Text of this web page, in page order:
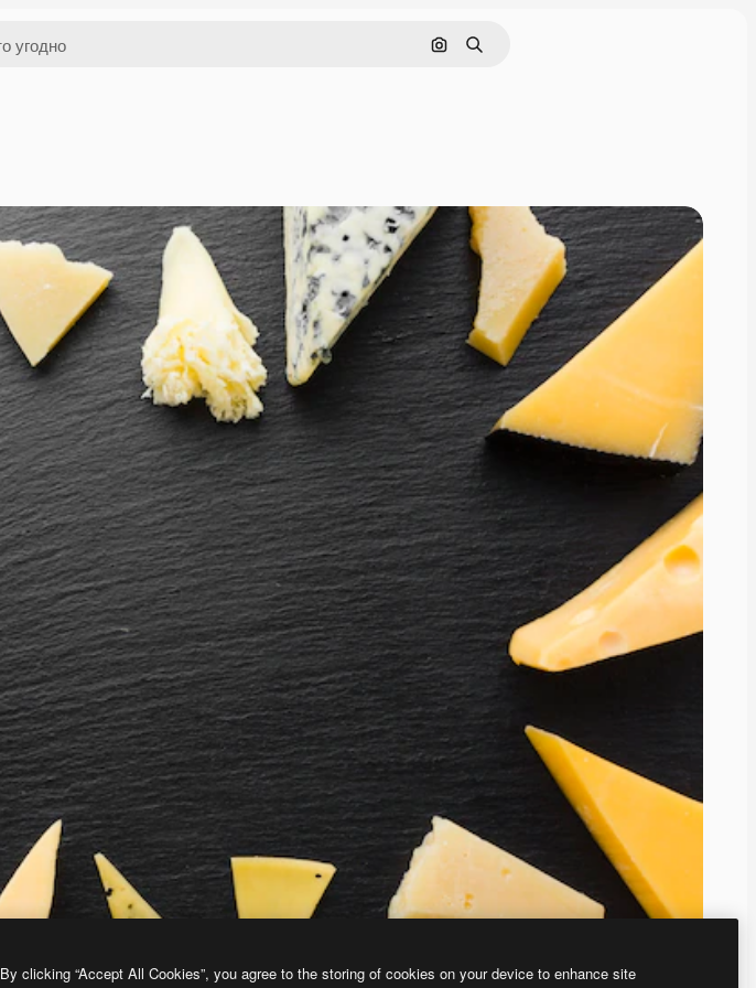
Поиск по изображению
Поиск
By clicking “Accept All Cookies”, you agree to the storing of cookies on your device to enhance site